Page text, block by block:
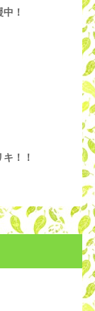
！
！！